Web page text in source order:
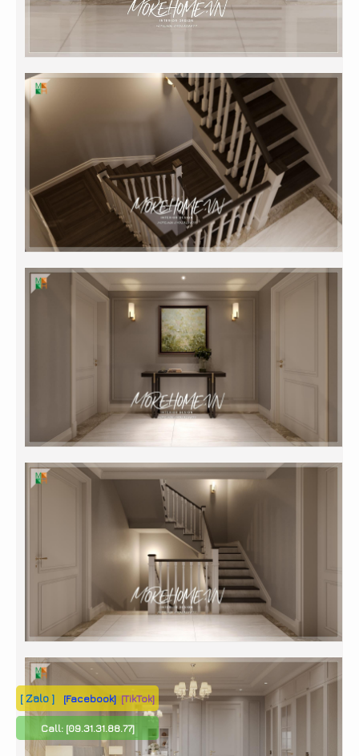
[ Zalo ] [Facebook] [TikTok]
Call: [09.31.31.88.77]